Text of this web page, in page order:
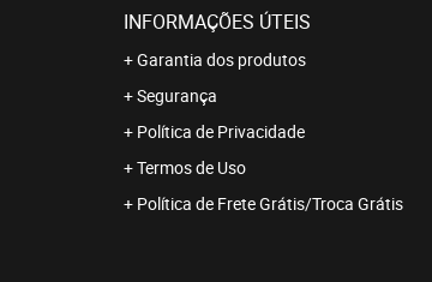
INFORMAÇÕES ÚTEIS
Garantia dos produtos
Segurança
Política de Privacidade
Termos de Uso
Política de Frete Grátis/Troca Grátis